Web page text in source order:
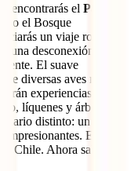
encontrarás el Parque
el Bosque
un viaje rodeado
una desconexión con
El suave
diversas aves nativas
experiencias
líquenes y árboles
distinto: un
Este es,
Chile. Ahora sabes